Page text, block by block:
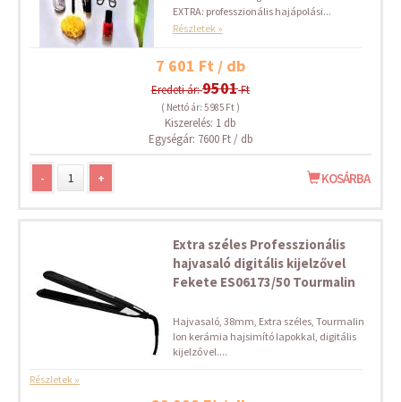
EXTRA: professzionális hajápolási...
Részletek »
7 601 Ft / db
Eredeti ár:9501Ft
( Nettó ár: 5 985 Ft )
Kiszerelés: 1 db
Egységár: 7600 Ft / db
- + KOSÁRBA
Extra széles Professzionális
hajvasaló digitális kijelzővel
Fekete ES06173/50 Tourmalin
Hajvasaló, 38mm, Extra széles, Tourmalin
Ion kerámia hajsimító lapokkal, digitális
kijelzővel....
Részletek »